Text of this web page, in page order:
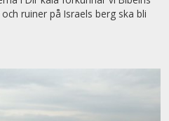
ruiner på Israels berg ska bli